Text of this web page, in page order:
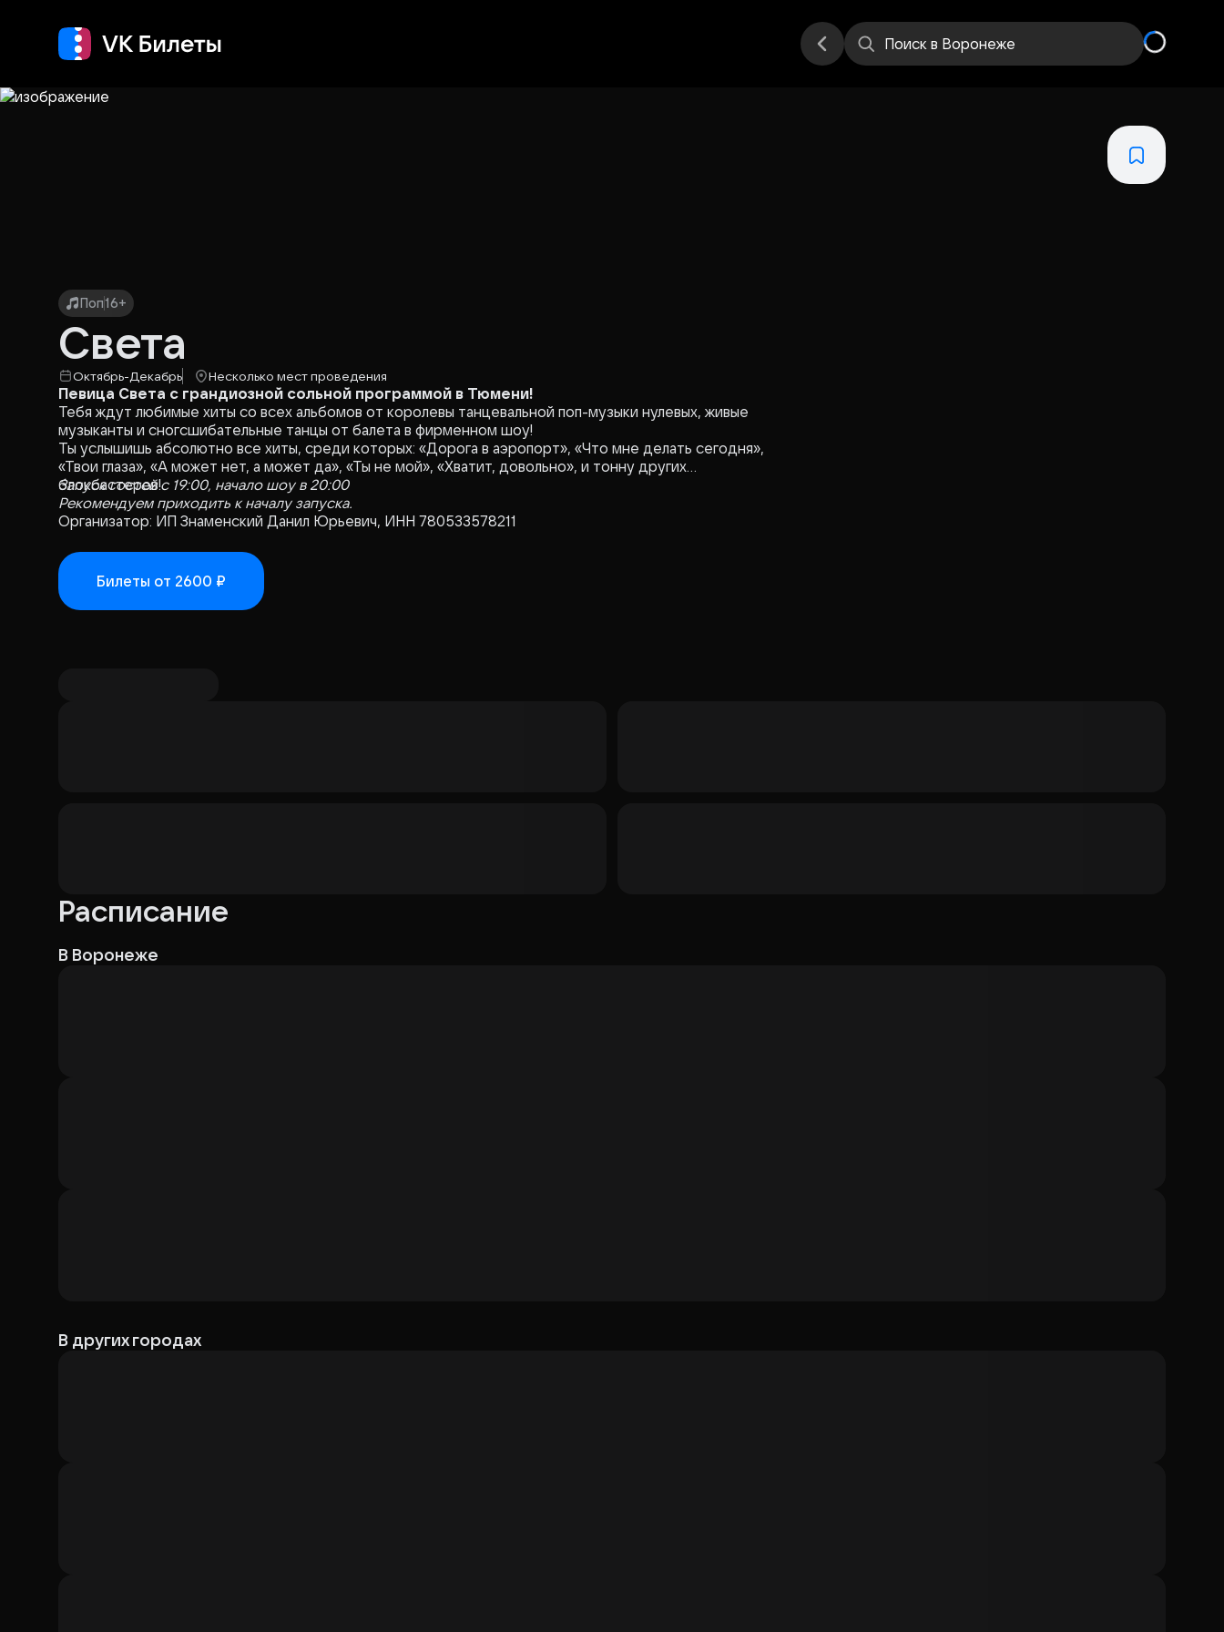
Поиск в Воронеже
Поп16+
Света
Октябрь-Декабрь Несколько мест проведения
Певица Света с грандиозной сольной программой в Тюмени!
Тебя ждут любимые хиты со всех альбомов от королевы танцевальной поп-музыки нулевых, живые
музыканты и сногсшибательные танцы от балета в фирменном шоу!
Ты услышишь абсолютно все хиты, среди которых: «Дорога в аэропорт», «Что мне делать сегодня»,
«Твои глаза», «А может нет, а может да», «Ты не мой», «Хватит, довольно», и тонну других
блокбастеров!
Запуск гостей с 19:00, начало шоу в 20:00
Рекомендуем приходить к началу запуска.
Организатор: ИП Знаменский Данил Юрьевич, ИНН 780533578211
Билеты от 2600 ₽
Расписание
В Воронеже
В других городах